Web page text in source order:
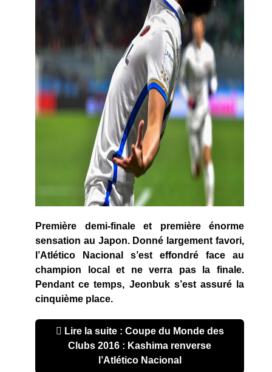
Première demi-finale et première énorme
sensation au Japon. Donné largement favori,
l’Atlético Nacional s’est effondré face au
champion local et ne verra pas la finale.
Pendant ce temps, Jeonbuk s’est assuré la
cinquième place.
Lire la suite : Coupe du Monde des
Clubs 2016 : Kashima renverse
l’Atlético Nacional